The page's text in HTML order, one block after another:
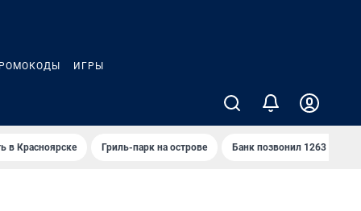
ИГРЫ
в Красноярске Гриль-парк на острове Банк позвонил 1263 раза